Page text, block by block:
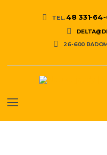
TEL.48 331-
26-600